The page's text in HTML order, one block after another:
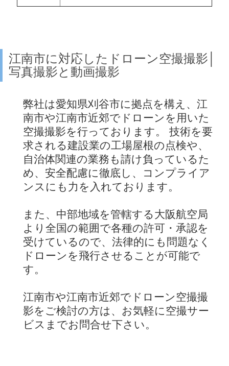
江南市に対応したドローン空撮撮影│
写真撮影と動画撮影
弊社は愛知県刈谷市に拠点を構え、江
南市や江南市近郊でドローンを用いた
空撮撮影を行っております。 技術を要
求される建設業の工場屋根の点検や、
自治体関連の業務も請け負っているた
め、安全配慮に徹底し、コンプライア
ンスにも力を入れております。
また、中部地域を管轄する大阪航空局
より全国の範囲で各種の許可・承認を
受けているので、法律的にも問題なく
ドローンを飛行させることが可能で
す。
江南市や江南市近郊でドローン空撮撮
影をご検討の方は、お気軽に空撮サー
ビスまでお問合せ下さい。